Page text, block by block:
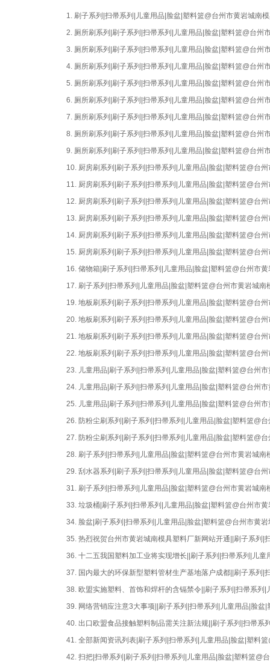
1. 刷子系列|扫帚系列|儿童用品|脸盆|塑料篮@台州市黄岩城南
2. 厕所刷系列|刷子系列|扫帚系列|儿童用品|脸盆|塑料篮@台州
3. 厕所刷系列|刷子系列|扫帚系列|儿童用品|脸盆|塑料篮@台州
4. 厕所刷系列|刷子系列|扫帚系列|儿童用品|脸盆|塑料篮@台州
5. 厕所刷系列|刷子系列|扫帚系列|儿童用品|脸盆|塑料篮@台州
6. 厕所刷系列|刷子系列|扫帚系列|儿童用品|脸盆|塑料篮@台州
7. 厕所刷系列|刷子系列|扫帚系列|儿童用品|脸盆|塑料篮@台州
8. 厕所刷系列|刷子系列|扫帚系列|儿童用品|脸盆|塑料篮@台州
9. 厕所刷系列|刷子系列|扫帚系列|儿童用品|脸盆|塑料篮@台州
10. 厨房刷系列|刷子系列|扫帚系列|儿童用品|脸盆|塑料篮@台
11. 厨房刷系列|刷子系列|扫帚系列|儿童用品|脸盆|塑料篮@台
12. 厨房刷系列|刷子系列|扫帚系列|儿童用品|脸盆|塑料篮@台
13. 厨房刷系列|刷子系列|扫帚系列|儿童用品|脸盆|塑料篮@台
14. 厨房刷系列|刷子系列|扫帚系列|儿童用品|脸盆|塑料篮@台
15. 厨房刷系列|刷子系列|扫帚系列|儿童用品|脸盆|塑料篮@台
16. 储物箱|刷子系列|扫帚系列|儿童用品|脸盆|塑料篮@台州市
17. 刷子系列|扫帚系列|儿童用品|脸盆|塑料篮@台州市黄岩城南
19. 地板刷系列|刷子系列|扫帚系列|儿童用品|脸盆|塑料篮@台
20. 地板刷系列|刷子系列|扫帚系列|儿童用品|脸盆|塑料篮@台
21. 地板刷系列|刷子系列|扫帚系列|儿童用品|脸盆|塑料篮@台
22. 地板刷系列|刷子系列|扫帚系列|儿童用品|脸盆|塑料篮@台
23. 儿童用品|刷子系列|扫帚系列|儿童用品|脸盆|塑料篮@台州
24. 儿童用品|刷子系列|扫帚系列|儿童用品|脸盆|塑料篮@台州
25. 儿童用品|刷子系列|扫帚系列|儿童用品|脸盆|塑料篮@台州
26. 防粉尘刷系列|刷子系列|扫帚系列|儿童用品|脸盆|塑料篮@
27. 防粉尘刷系列|刷子系列|扫帚系列|儿童用品|脸盆|塑料篮@
28. 刷子系列|扫帚系列|儿童用品|脸盆|塑料篮@台州市黄岩城南
29. 刮水器系列|刷子系列|扫帚系列|儿童用品|脸盆|塑料篮@台
31. 刷子系列|扫帚系列|儿童用品|脸盆|塑料篮@台州市黄岩城南
33. 垃圾桶|刷子系列|扫帚系列|儿童用品|脸盆|塑料篮@台州市
34. 脸盆|刷子系列|扫帚系列|儿童用品|脸盆|塑料篮@台州市黄
35. 热烈祝贺台州市黄岩城南模具塑料厂新网站开通||刷子系列
36. 十二五我国塑料加工业将实现增长||刷子系列|扫帚系列|儿
37. 国内最大的环保新型塑料管材生产基地落户成都||刷子系列
38. 欧盟实施塑料、首饰和焊杆的含镉禁令||刷子系列|扫帚系列
39. 网络营销应注意3大事项||刷子系列|扫帚系列|儿童用品|脸盆
40. 出口欧盟食品接触塑料制品需关注新法规||刷子系列|扫帚系
41. 全部新闻资讯列表|刷子系列|扫帚系列|儿童用品|脸盆|塑料
42. 扫把|扫帚系列|刷子系列|扫帚系列|儿童用品|脸盆|塑料篮@